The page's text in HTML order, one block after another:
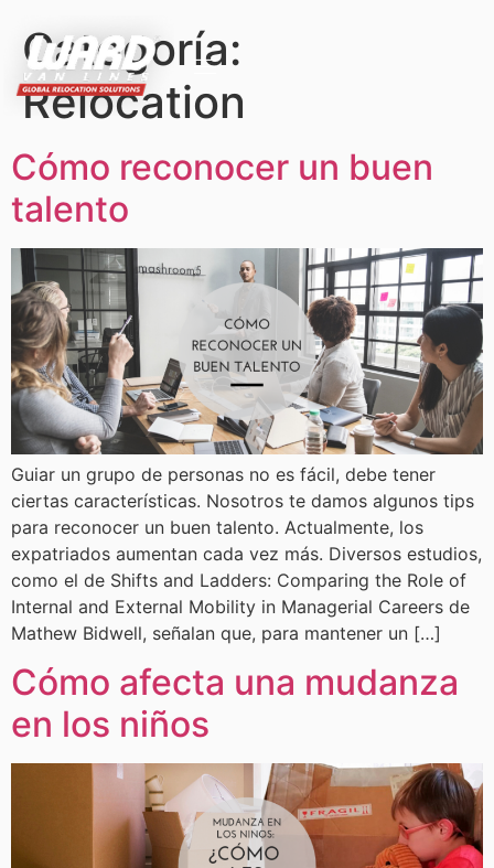
Categoría:
Relocation
Cómo reconocer un buen
talento
Guiar un grupo de personas no es fácil, debe tener
ciertas características. Nosotros te damos algunos tips
para reconocer un buen talento. Actualmente, los
expatriados aumentan cada vez más. Diversos estudios,
como el de Shifts and Ladders: Comparing the Role of
Internal and External Mobility in Managerial Careers de
Mathew Bidwell, señalan que, para mantener un […]
Cómo afecta una mudanza
en los niños